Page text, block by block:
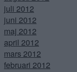
juli 2012
juni 2012
maj 2012
april 2012
mars 2012
februari 2012